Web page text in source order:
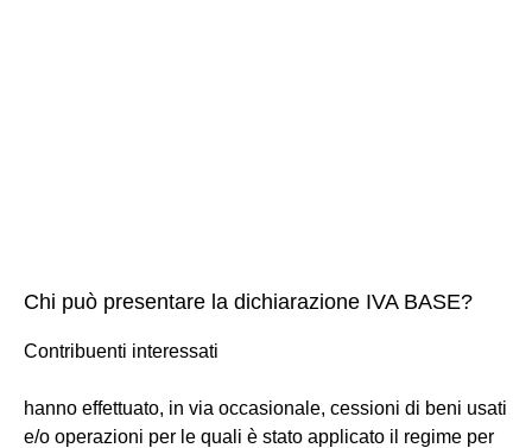
Chi può presentare la dichiarazione IVA BASE?
Contribuenti interessati
hanno effettuato, in via occasionale, cessioni di beni usati
e/o operazioni per le quali è stato applicato il regime per